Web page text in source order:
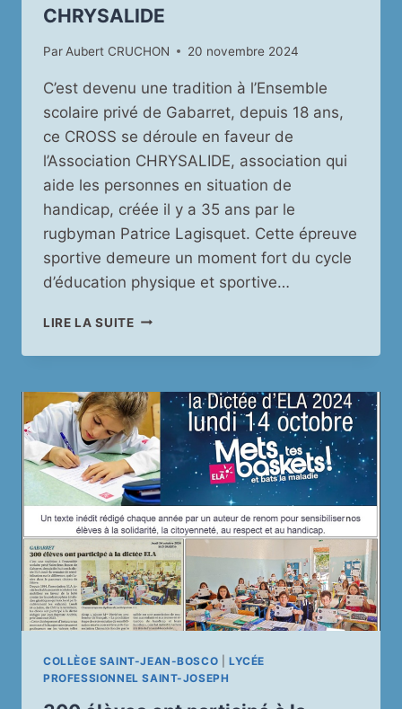
CHRYSALIDE
Par Aubert CRUCHON 20 novembre 2024
C’est devenu une tradition à l’Ensemble
scolaire privé de Gabarret, depuis 18 ans,
ce CROSS se déroule en faveur de
l’Association CHRYSALIDE, association qui
aide les personnes en situation de
handicap, créée il y a 35 ans par le
rugbyman Patrice Lagisquet. Cette épreuve
sportive demeure un moment fort du cycle
d’éducation physique et sportive…
LIRE LA SUITETOUTES
PHOTOS
CROSS
2024
DE
NOTRE
ENSEMBLE
SCOLAIRE
EN
FAVEUR
DE
L’ASSOCIATION
CHRYSALIDE
COLLÈGE SAINT-JEAN-BOSCO |LYCÉE
PROFESSIONNEL SAINT-JOSEPH